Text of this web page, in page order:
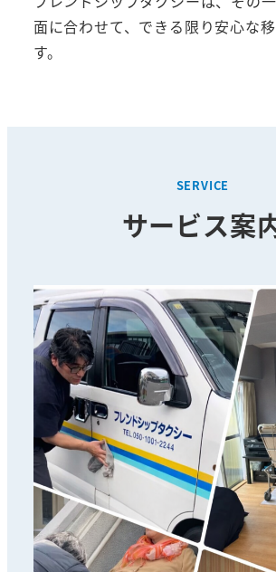
面に合わせて、できる限り安心な
す。
SERVICE
サービス案